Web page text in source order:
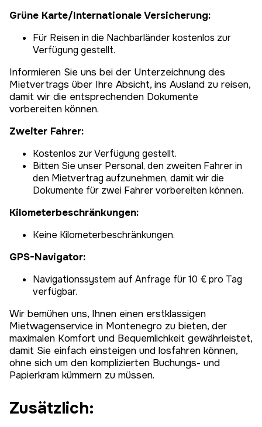
Grüne Karte/Internationale Versicherung:
Für Reisen in die Nachbarländer kostenlos zur
Verfügung gestellt.
Informieren Sie uns bei der Unterzeichnung des
Mietvertrags über Ihre Absicht, ins Ausland zu reisen,
damit wir die entsprechenden Dokumente
vorbereiten können.
Zweiter Fahrer:
Kostenlos zur Verfügung gestellt.
Bitten Sie unser Personal, den zweiten Fahrer in
den Mietvertrag aufzunehmen, damit wir die
Dokumente für zwei Fahrer vorbereiten können.
Kilometerbeschränkungen:
Keine Kilometerbeschränkungen.
GPS-Navigator:
Navigationssystem auf Anfrage für 10 € pro Tag
verfügbar.
Wir bemühen uns, Ihnen einen erstklassigen
Mietwagenservice in Montenegro zu bieten, der
maximalen Komfort und Bequemlichkeit gewährleistet,
damit Sie einfach einsteigen und losfahren können,
ohne sich um den komplizierten Buchungs- und
Papierkram kümmern zu müssen.
Zusätzlich: